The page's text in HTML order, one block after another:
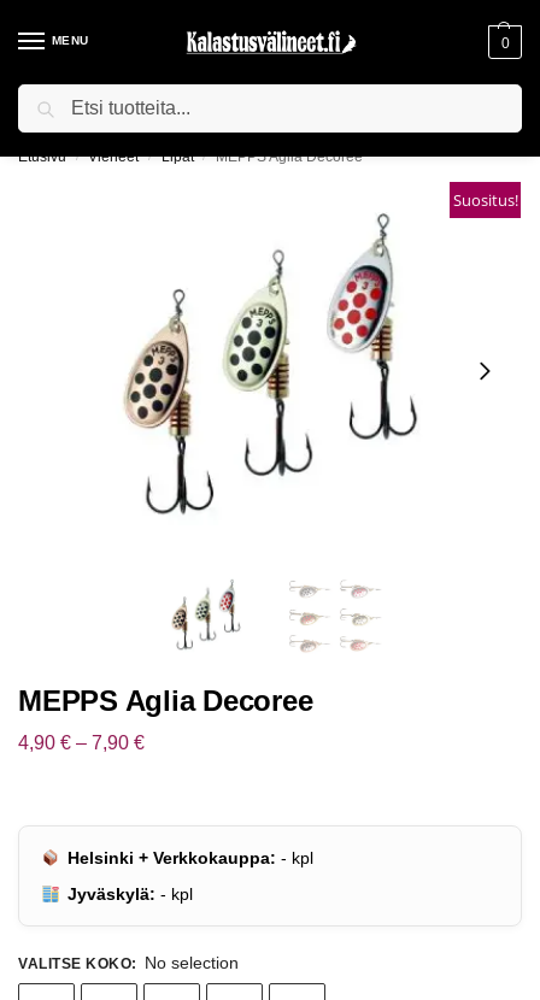
MENU 0
ILMAINEN TOIMITUS YLI 75€ TILAUKSILLE!
Etusivu / Vieheet / Lipat / MEPPS Aglia Decoree
Suositus!
MEPPS Aglia Decoree
4,90 € – 7,90 €
Helsinki + Verkkokauppa: - kpl
Jyväskylä: - kpl
VALITSE KOKO: No selection